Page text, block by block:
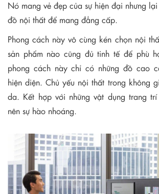
Nó mang vẻ đẹp của sự hiện đại nhưng
đồ nội thất để mang đẳng cấp.
Phong cách này vô cùng kén chọn nội
sản phẩm nào cũng đủ tinh tế để phù
phong cách này chỉ có những đồ cao
hiện diện. Chủ yếu nội thất trong không
da. Kết hợp với những vật dụng trang
nên sự hào nhoáng.